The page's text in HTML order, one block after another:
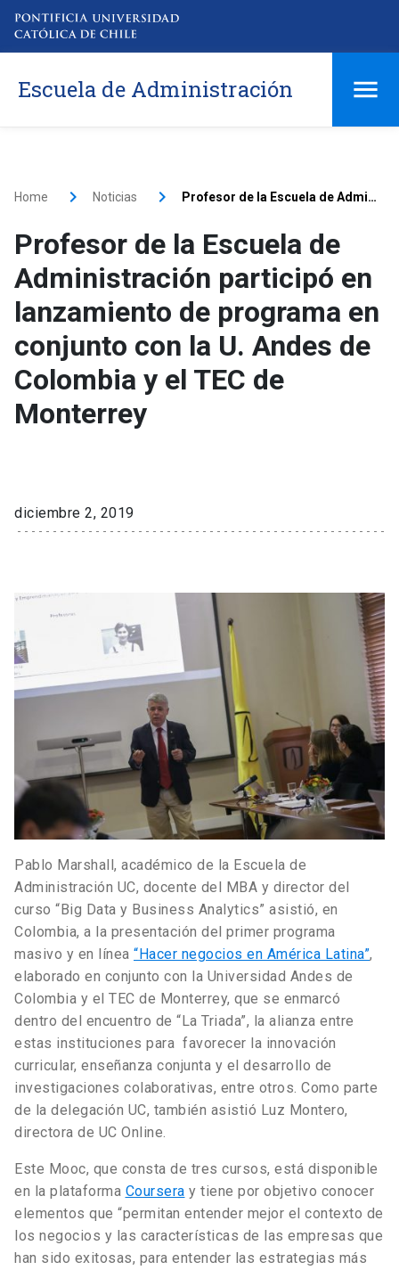
Escuela de Administración
Home Noticias Profesor de la Escuela de Administración participó en lanzamiento de programa en conjunto con la U. Andes de Colombia y el TEC de Monterrey
Profesor de la Escuela de
Administración participó en
lanzamiento de programa en
conjunto con la U. Andes de
Colombia y el TEC de
Monterrey
diciembre 2, 2019
Pablo Marshall, académico de la Escuela de
Administración UC, docente del MBA y director del
curso “Big Data y Business Analytics” asistió, en
Colombia, a la presentación del primer programa
masivo y en línea “Hacer negocios en América Latina”,
elaborado en conjunto con la Universidad Andes de
Colombia y el TEC de Monterrey, que se enmarcó
dentro del encuentro de “La Triada”, la alianza entre
estas instituciones para favorecer la innovación
curricular, enseñanza conjunta y el desarrollo de
investigaciones colaborativas, entre otros. Como parte
de la delegación UC, también asistió Luz Montero,
directora de UC Online.
Este Mooc, que consta de tres cursos, está disponible
en la plataforma Coursera y tiene por objetivo conocer
elementos que “permitan entender mejor el contexto de
los negocios y las características de las empresas que
han sido exitosas, para entender las estrategias más